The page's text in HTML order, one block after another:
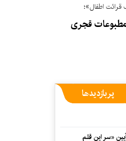
قرائت اطفال»؛
مطبوعات قجری
پربازدیدها
در آیین «سر این قلم